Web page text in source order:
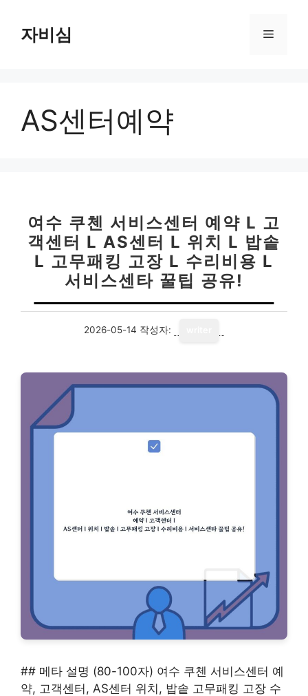
자비심 메
AS센터예약
여수 쿠첸 서비스센터 예약 L 고
객센터 L AS센터 L 위치 L 밥솥
L 고무패킹 고장 L 수리비용 L
서비스센타 꿀팁 공유!
2026-05-14 작성자:
## 메타 설명 (80-100자) 여수 쿠첸 서비스센터 예
약, 고객센터, AS센터 위치, 밥솥 고무패킹 고장 수